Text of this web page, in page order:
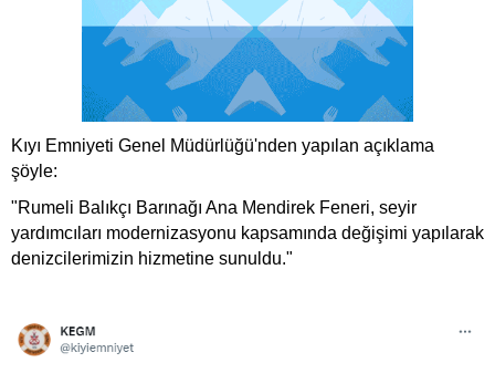
Kıyı Emniyeti Genel Müdürlüğü'nden yapılan açıklama
şöyle:
"Rumeli Balıkçı Barınağı Ana Mendirek Feneri, seyir
yardımcıları modernizasyonu kapsamında değişimi yapılarak
denizcilerimizin hizmetine sunuldu."